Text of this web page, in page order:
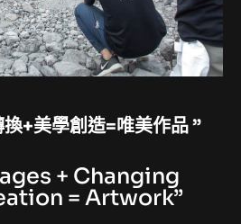
+美學創造=唯美作品 ”
+ Changing
= Artwork”